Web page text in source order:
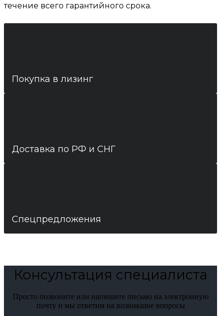
течение всего гарантийного срока.
Покупка в лизинг
Доставка по РФ и СНГ
Спецпредложения
Консультация специалиста
Просто позвоните или напишите письмо на электронную
почту и мы ответим на возникшие вопросы